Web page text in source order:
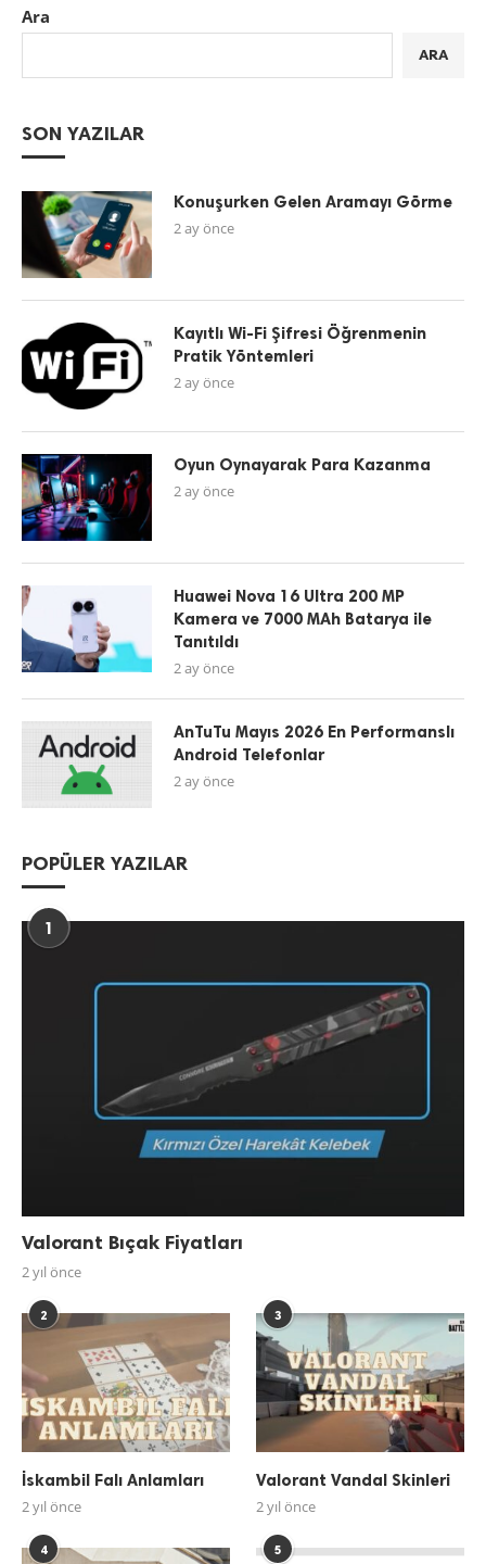
Ara
ARA
SON YAZILAR
Konuşurken Gelen Aramayı Görme
2 ay önce
Kayıtlı Wi-Fi Şifresi Öğrenmenin
Pratik Yöntemleri
2 ay önce
Oyun Oynayarak Para Kazanma
2 ay önce
Huawei Nova 16 Ultra 200 MP
Kamera ve 7000 MAh Batarya ile
Tanıtıldı
2 ay önce
AnTuTu Mayıs 2026 En Performanslı
Android Telefonlar
2 ay önce
POPÜLER YAZILAR
1
Valorant Bıçak Fiyatları
2 yıl önce
2
İskambil Falı Anlamları
2 yıl önce
3
Valorant Vandal Skinleri
2 yıl önce
4 5